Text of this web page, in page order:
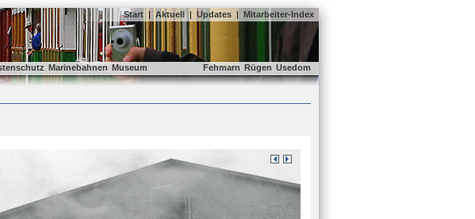
Start | Aktuell | Updates | Mitarbeiter-Index
Marinebahnen Museum Fehmarn Rügen Usedom